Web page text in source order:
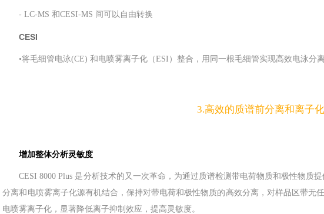
- LC-MS 和CESI-MS 间可以自由转换
CESI
•将毛细管电泳(CE) 和电喷雾离子化（ESI）整合，用同一根毛细管实现高效电泳分
3.高效的质谱前分离和离子
增加整体分析灵敏度
CESI 8000 Plus 是分析技术的又一次革命，为通过质谱检测带电荷物质和极性物质
分离和电喷雾离子化源有机结合，保持对带电荷和极性物质的高效分离，对样品区带无
电喷雾离子化，显著降低离子抑制效应，提高灵敏度。